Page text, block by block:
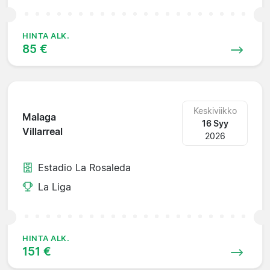
HINTA ALK.
85 €
Malaga
Villarreal
Keskiviikko
16 Syy
2026
Estadio La Rosaleda
La Liga
HINTA ALK.
151 €